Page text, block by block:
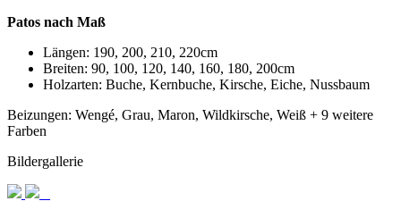
Patos nach Maß
Längen: 190, 200, 210, 220cm
Breiten: 90, 100, 120, 140, 160, 180, 200cm
Holzarten: Buche, Kernbuche, Kirsche, Eiche, Nussbaum
Beizungen: Wengé, Grau, Maron, Wildkirsche, Weiß + 9 weitere
Farben
Bildergallerie